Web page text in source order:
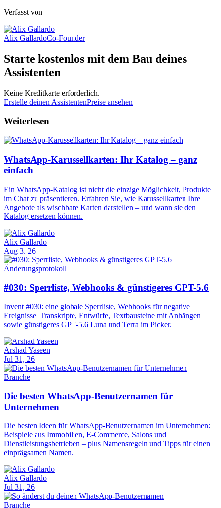
Verfasst von
Alix GallardoCo-Founder
Starte kostenlos mit dem Bau deines
Assistenten
Keine Kreditkarte erforderlich.
Erstelle deinen AssistentenPreise ansehen
Weiterlesen
WhatsApp-Karussellkarten: Ihr Katalog – ganz
einfach
Ein WhatsApp-Katalog ist nicht die einzige Möglichkeit, Produkte
im Chat zu präsentieren. Erfahren Sie, wie Karussellkarten Ihre
Angebote als wischbare Karten darstellen – und wann sie den
Katalog ersetzen können.
Alix Gallardo
Aug 3, 26
Änderungsprotokoll
#030: Sperrliste, Webhooks & günstigeres GPT-5.6
Invent #030: eine globale Sperrliste, Webhooks für negative
Ereignisse, Transkripte, Entwürfe, Textbausteine mit Anhängen
sowie günstigeres GPT-5.6 Luna und Terra im Picker.
Arshad Yaseen
Jul 31, 26
Branche
Die besten WhatsApp-Benutzernamen für
Unternehmen
Die besten Ideen für WhatsApp-Benutzernamen im Unternehmen:
Beispiele aus Immobilien, E-Commerce, Salons und
Dienstleistungsbetrieben – plus Namensregeln und Tipps für einen
einprägsamen Namen.
Alix Gallardo
Jul 31, 26
Branche